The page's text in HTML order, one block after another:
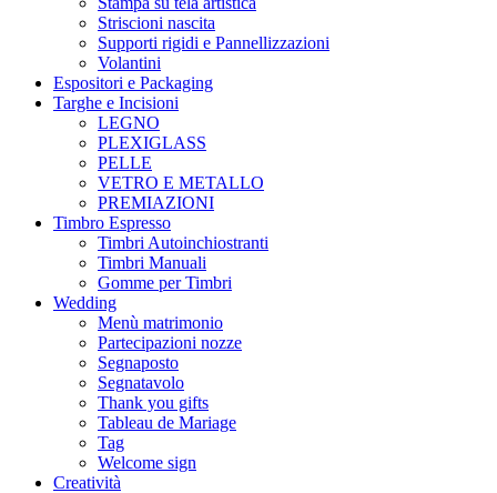
Striscioni nascita
Supporti rigidi e Pannellizzazioni
Volantini
Espositori e Packaging
Targhe e Incisioni
LEGNO
PLEXIGLASS
PELLE
VETRO E METALLO
PREMIAZIONI
Timbro Espresso
Timbri Autoinchiostranti
Timbri Manuali
Gomme per Timbri
Wedding
Menù matrimonio
Partecipazioni nozze
Segnaposto
Segnatavolo
Thank you gifts
Tableau de Mariage
Tag
Welcome sign
Creatività